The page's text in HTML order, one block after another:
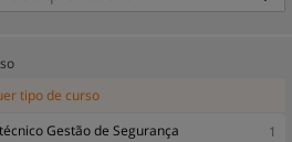
tipo de curso
Gestão de Segurança
1